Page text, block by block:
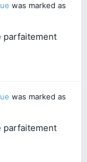
was marked as
parfaitement
was marked as
parfaitement